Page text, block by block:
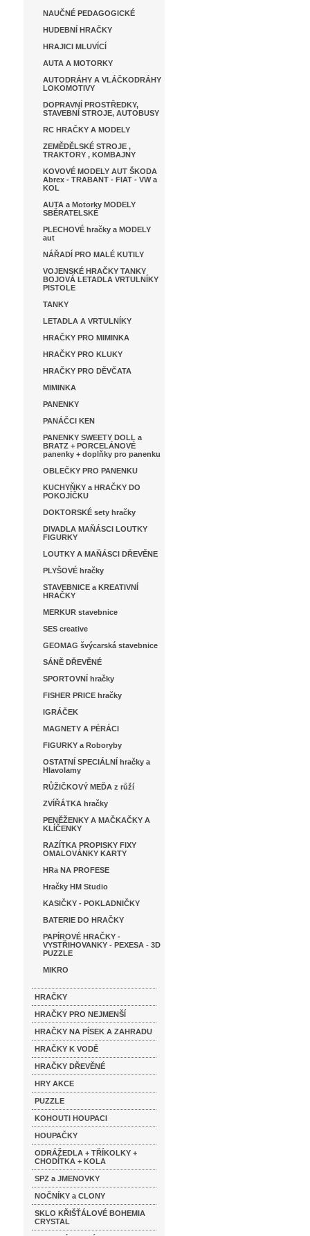
NAUČNÉ PEDAGOGICKÉ
HUDEBNÍ HRAČKY
HRAJICI MLUVÍCÍ
AUTA A MOTORKY
AUTODRÁHY A VLÁČKODRÁHY
LOKOMOTIVY
DOPRAVNÍ PROSTŘEDKY,
STAVEBNÍ STROJE, AUTOBUSY
RC HRAČKY A MODELY
ZEMĚDĚLSKÉ STROJE ,
TRAKTORY , KOMBAJNY
KOVOVÉ MODELY AUT ŠKODA
Abrex - TRABANT - FIAT - VW a
KOL
AUTA a Motorky MODELY
SBĚRATELSKÉ
PLECHOVÉ hračky a MODELY
aut
NÁŘADÍ PRO MALÉ KUTILY
VOJENSKÉ HRAČKY TANKY
BOJOVÁ LETADLA VRTULNÍKY
PISTOLE
TANKY
LETADLA A VRTULNÍKY
HRAČKY PRO MIMINKA
HRAČKY PRO KLUKY
HRAČKY PRO DĚVČATA
MIMINKA
PANENKY
PANÁČCI KEN
PANENKY SWEETY DOLL a
BRATZ + PORCELÁNOVÉ
panenky + doplňky pro panenku
OBLEČKY PRO PANENKU
KUCHYŇKY a HRAČKY DO
POKOJÍČKU
DOKTORSKÉ sety hračky
DIVADLA MAŇÁSCI LOUTKY
FIGURKY
LOUTKY A MAŇÁSCI DŘEVĚNE
PLYŠOVÉ hračky
STAVEBNICE a KREATIVNÍ
HRAČKY
MERKUR stavebnice
SES creative
GEOMAG švýcarská stavebnice
SÁNĚ DŘEVĚNÉ
SPORTOVNÍ hračky
FISHER PRICE hračky
IGRÁČEK
MAGNETY A PÉRÁCI
FIGURKY a Roboryby
OSTATNÍ SPECIÁLNÍ hračky a
Hlavolamy
RŮŽIČKOVÝ MEĎA z růží
ZVÍŘÁTKA hračky
PENĚŽENKY A MAČKAČKY A
KLÍČENKY
RAZÍTKA PROPISKY FIXY
OMALOVÁNKY KARTY
HRa NA PROFESE
Hračky HM Studio
KASIČKY - POKLADNIČKY
BATERIE DO HRAČKY
PAPÍROVÉ HRAČKY -
VYSTŘIHOVANKY - PEXESA - 3D
PUZZLE
MIKRO
HRAČKY
HRAČKY PRO NEJMENŠÍ
HRAČKY NA PÍSEK A ZAHRADU
HRAČKY K VODĚ
HRAČKY DŘEVĚNÉ
HRY AKCE
PUZZLE
KOHOUTI HOUPACI
HOUPAČKY
ODRÁŽEDLA + TŘÍKOLKY +
CHODÍTKA + KOLA
SPZ a JMENOVKY
NOČNÍKY a CLONY
SKLO KŘIŠŤÁLOVÉ BOHEMIA
CRYSTAL